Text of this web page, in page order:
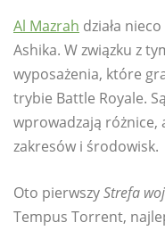
Al Mazrah działa
Ashika. W związku z
wyposażenia, które
trybie Battle Royale.
wprowadzają różnice,
zakresów i środowisk.
Oto pierwszyStrefa
Tempus Torrent,